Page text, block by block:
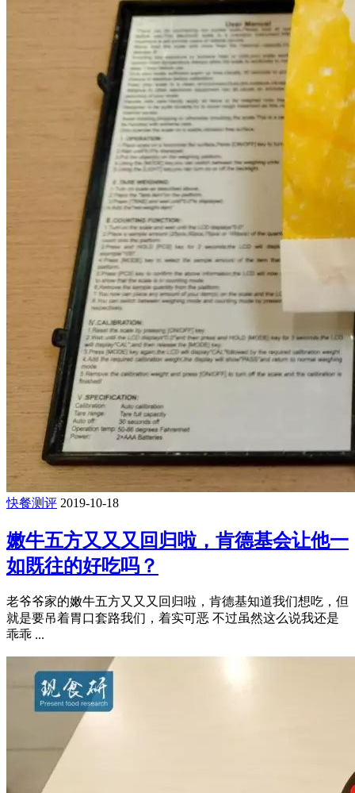
快餐测评 2019-10-18
嫩牛五方又又又回归啦，肯德基会让他一
如既往的好吃吗？
老爷爷家的嫩牛五方又又又回归啦，肯德基知道我们想吃，但
就是要吊着胃口套路我们，着实可恶 不过虽然这么说我还是
乖乖 ...